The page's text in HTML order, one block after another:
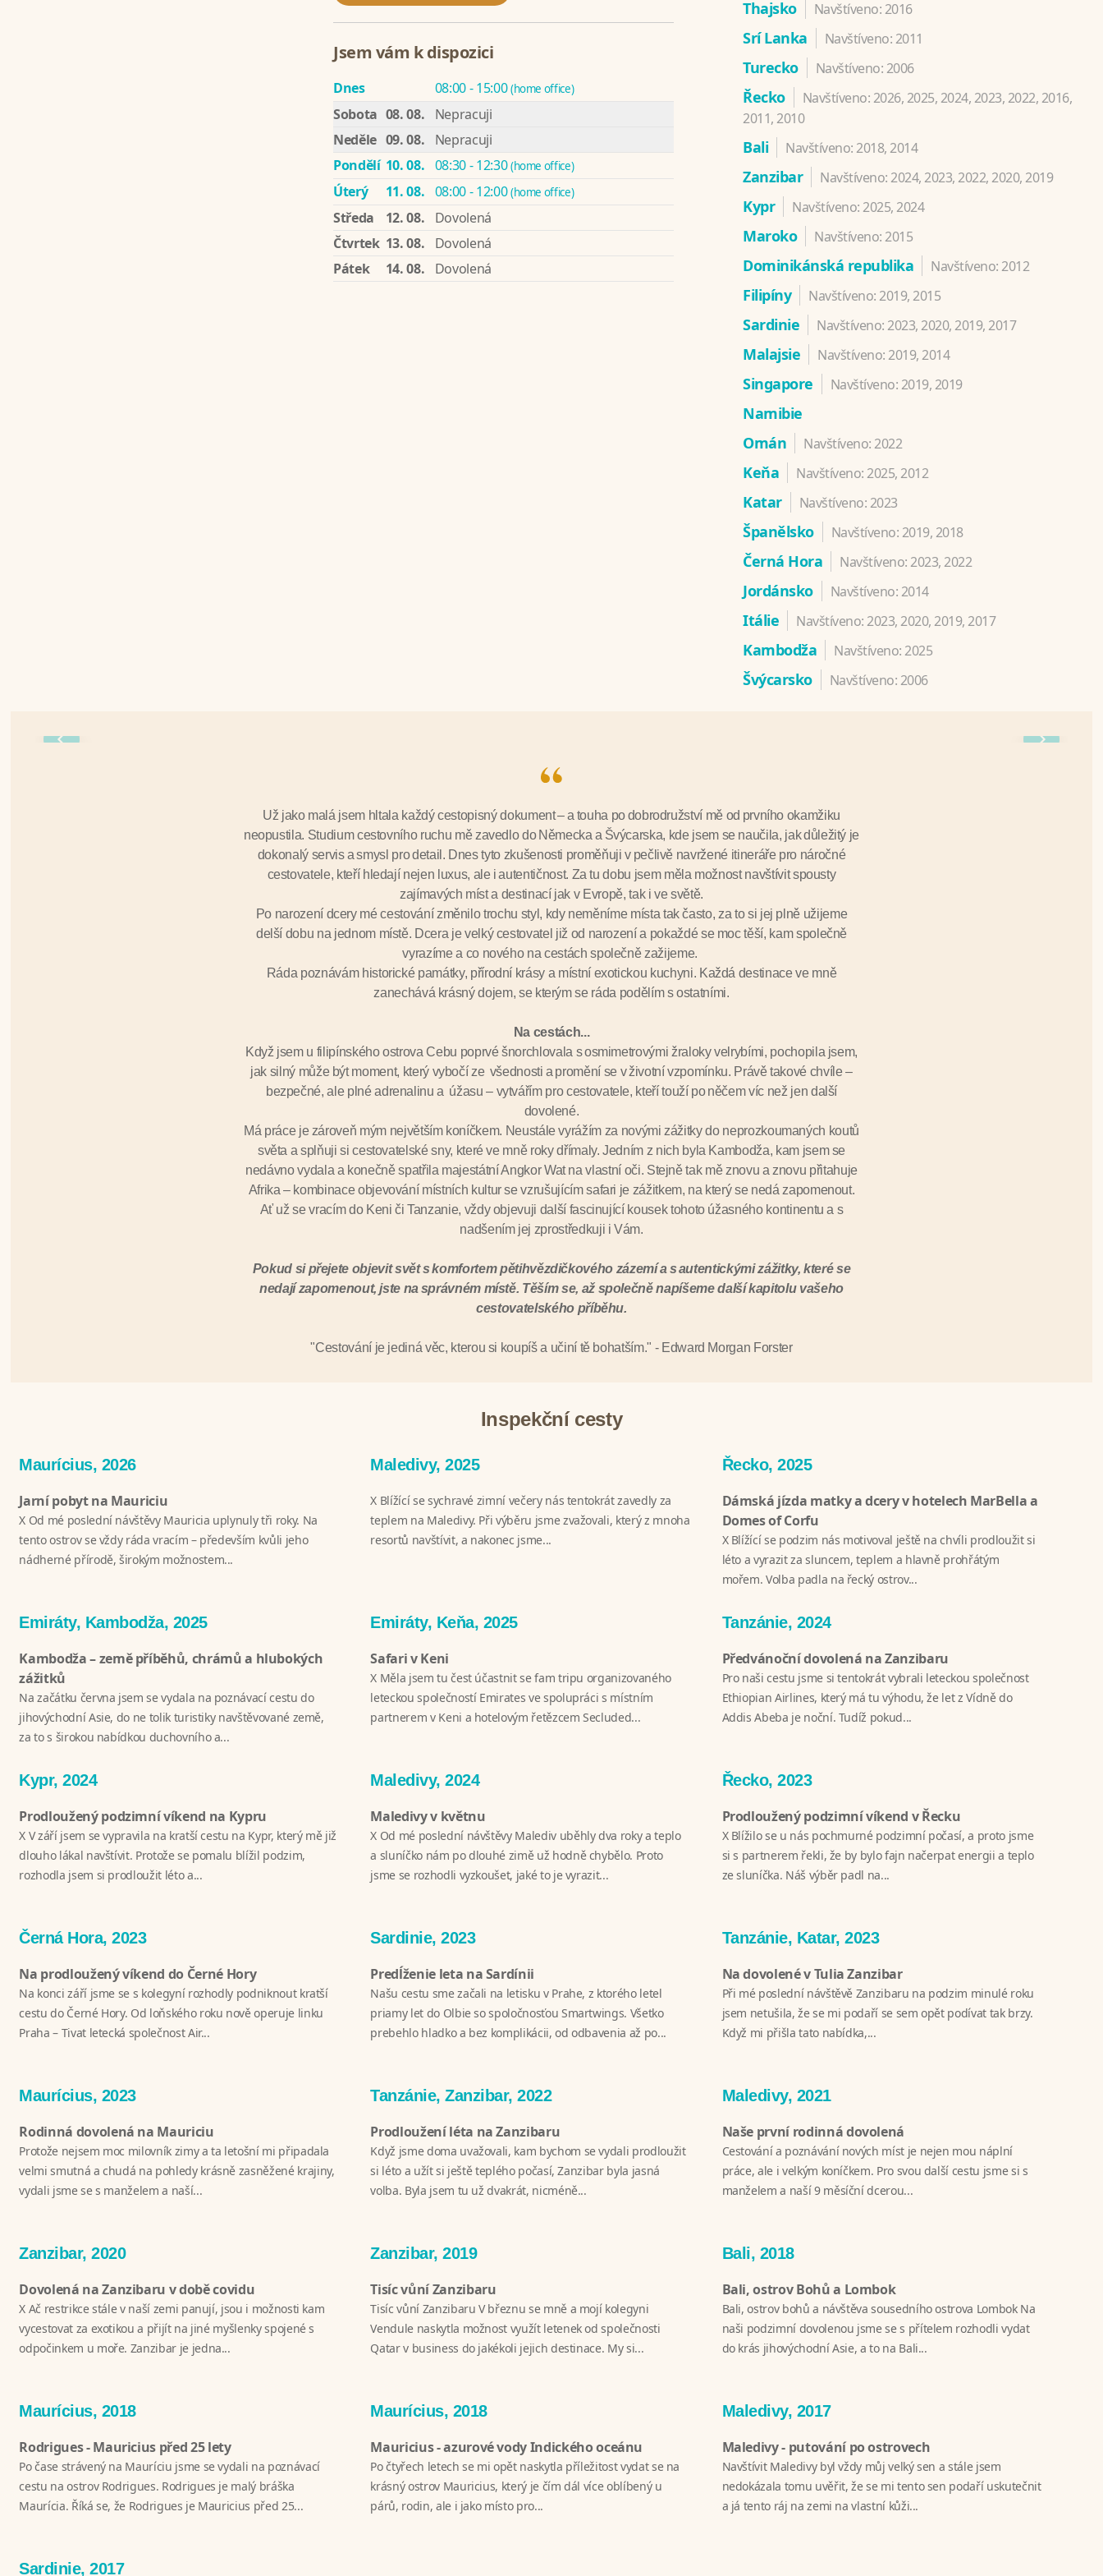
Jsem vám k dispozici
Dnes 08:00 - 15:00(home office)
Sobota 08. 08.
Nepracuji
Neděle 09. 08.
Nepracuji
Pondělí 10. 08. 08:30 - 12:30(home office)
Úterý 11. 08. 08:00 - 12:00(home office)
Středa 12. 08.
Dovolená
Čtvrtek 13. 08.
Dovolená
Pátek
14. 08. Dovolená
Thajsko Navštíveno: 2016
Srí Lanka Navštíveno: 2011
Turecko Navštíveno: 2006
Řecko
Navštíveno: 2026, 2025, 2024, 2023, 2022, 2016,
2011, 2010
Bali Navštíveno: 2018, 2014
Zanzibar Navštíveno: 2024, 2023, 2022, 2020, 2019
Kypr Navštíveno: 2025, 2024
Maroko Navštíveno: 2015
Dominikánská republika Navštíveno: 2012
Filipíny Navštíveno: 2019, 2015
Sardinie Navštíveno: 2023, 2020, 2019, 2017
Malajsie Navštíveno: 2019, 2014
Singapore Navštíveno: 2019, 2019
Namibie
Omán
Navštíveno: 2022
Keňa Navštíveno: 2025, 2012
Katar Navštíveno: 2023
Španělsko Navštíveno: 2019, 2018
Černá Hora Navštíveno: 2023, 2022
Jordánsko Navštíveno: 2014
Itálie Navštíveno: 2023, 2020, 2019, 2017
Kambodža Navštíveno: 2025
Švýcarsko Navštíveno: 2006
Už jako malá jsem hltala každý cestopisný dokument – a touha po dobrodružství mě od prvního okamžiku
neopustila. Studium cestovního ruchu mě zavedlo do Německa a Švýcarska, kde jsem se naučila, jak důležitý je
dokonalý servis a smysl pro detail. Dnes tyto zkušenosti proměňuji v pečlivě navržené itineráře pro náročné
cestovatele, kteří hledají nejen luxus, ale i autentičnost. Za tu dobu jsem měla možnost navštívit spousty
zajímavých míst a destinací jak v Evropě, tak i ve světě.
Po narození dcery mé cestování změnilo trochu styl, kdy neměníme místa tak často, za to si jej plně užijeme
delší dobu na jednom místě. Dcera je velký cestovatel již od narození a pokaždé se moc těší, kam společně
vyrazíme a co nového na cestách společně zažijeme.
Ráda poznávám historické památky, přírodní krásy a místní exotickou kuchyni. Každá destinace ve mně
zanechává krásný dojem, se kterým se ráda podělím s ostatními.
Na cestách...
Když jsem u filipínského ostrova Cebu poprvé šnorchlovala s osmimetrovými žraloky velrybími, pochopila jsem,
jak silný může být moment, který vybočí ze všednosti a promění se v životní vzpomínku. Právě takové chvíle –
bezpečné, ale plné adrenalinu a úžasu – vytvářím pro cestovatele, kteří touží po něčem víc než jen další
dovolené.
Má práce je zároveň mým největším koníčkem. Neustále vyrážím za novými zážitky do neprozkoumaných koutů
světa a splňuji si cestovatelské sny, které ve mně roky dřímaly. Jedním z nich byla Kambodža, kam jsem se
nedávno vydala a konečně spatřila majestátní Angkor Wat na vlastní oči. Stejně tak mě znovu a znovu přitahuje
Afrika – kombinace objevování místních kultur se vzrušujícím safari je zážitkem, na který se nedá zapomenout.
Ať už se vracím do Keni či Tanzanie, vždy objevuji další fascinující kousek tohoto úžasného kontinentu a s
nadšením jej zprostředkuji i Vám.
Pokud si přejete objevit svět s komfortem pětihvězdičkového zázemí a s autentickými zážitky, které se
nedají zapomenout, jste na správném místě. Těším se, až společně napíšeme další kapitolu vašeho
cestovatelského příběhu.
"Cestování je jediná věc, kterou si koupíš a učiní tě bohatším." - Edward Morgan Forster
Inspekční cesty
Maurícius, 2026
Jarní pobyt na Mauriciu
X Od mé poslední návštěvy Mauricia uplynuly tři roky. Na
tento ostrov se vždy ráda vracím – především kvůli jeho
nádherné přírodě, širokým možnostem...
Maledivy, 2025
X Blížící se sychravé zimní večery nás tentokrát zavedly za
teplem na Maledivy. Při výběru jsme zvažovali, který z mnoha
resortů navštívit, a nakonec jsme...
Řecko, 2025
Dámská jízda matky a dcery v hotelech MarBella a
Domes of Corfu
X Blížící se podzim nás motivoval ještě na chvíli prodloužit si
léto a vyrazit za sluncem, teplem a hlavně prohřátým
mořem. Volba padla na řecký ostrov...
Emiráty, Kambodža, 2025
Kambodža – země příběhů, chrámů a hlubokých
zážitků
Na začátku června jsem se vydala na poznávací cestu do
jihovýchodní Asie, do ne tolik turistiky navštěvované země,
za to s širokou nabídkou duchovního a...
Emiráty, Keňa, 2025
Safari v Keni
X Měla jsem tu čest účastnit se fam tripu organizovaného
leteckou společností Emirates ve spolupráci s místním
partnerem v Keni a hotelovým řetězcem Secluded...
Tanzánie, 2024
Předvánoční dovolená na Zanzibaru
Pro naši cestu jsme si tentokrát vybrali leteckou společnost
Ethiopian Airlines, který má tu výhodu, že let z Vídně do
Addis Abeba je noční. Tudíž pokud...
Kypr, 2024
Prodloužený podzimní víkend na Kypru
X V září jsem se vypravila na kratší cestu na Kypr, který mě již
dlouho lákal navštívit. Protože se pomalu blížil podzim,
rozhodla jsem si prodloužit léto a...
Maledivy, 2024
Maledivy v květnu
X Od mé poslední návštěvy Malediv uběhly dva roky a teplo
a sluníčko nám po dlouhé zimě už hodně chybělo. Proto
jsme se rozhodli vyzkoušet, jaké to je vyrazit...
Řecko, 2023
Prodloužený podzimní víkend v Řecku
X Blížilo se u nás pochmurné podzimní počasí, a proto jsme
si s partnerem řekli, že by bylo fajn načerpat energii a teplo
ze sluníčka. Náš výběr padl na...
Černá Hora, 2023
Na prodloužený víkend do Černé Hory
Na konci září jsme se s kolegyní rozhodly podniknout kratší
cestu do Černé Hory. Od loňského roku nově operuje linku
Praha – Tivat letecká společnost Air...
Sardinie, 2023
Predĺženie leta na Sardínii
Našu cestu sme začali na letisku v Prahe, z ktorého letel
priamy let do Olbie so spoločnosťou Smartwings. Všetko
prebehlo hladko a bez komplikácii, od odbavenia až po...
Tanzánie, Katar, 2023
Na dovolené v Tulia Zanzibar
Při mé poslední návštěvě Zanzibaru na podzim minulé roku
jsem netušila, že se mi podaří se sem opět podívat tak brzy.
Když mi přišla tato nabídka,...
Maurícius, 2023
Rodinná dovolená na Mauriciu
Protože nejsem moc milovník zimy a ta letošní mi připadala
velmi smutná a chudá na pohledy krásně zasněžené krajiny,
vydali jsme se s manželem a naší...
Tanzánie, Zanzibar, 2022
Prodloužení léta na Zanzibaru
Když jsme doma uvažovali, kam bychom se vydali prodloužit
si léto a užít si ještě teplého počasí, Zanzibar byla jasná
volba. Byla jsem tu už dvakrát, nicméně...
Maledivy, 2021
Naše první rodinná dovolená
Cestování a poznávání nových míst je nejen mou náplní
práce, ale i velkým koníčkem. Pro svou další cestu jsme si s
manželem a naší 9 měsíční dcerou...
Zanzibar, 2020
Dovolená na Zanzibaru v době covidu
X Ač restrikce stále v naší zemi panují, jsou i možnosti kam
vycestovat za exotikou a přijít na jiné myšlenky spojené s
odpočinkem u moře. Zanzibar je jedna...
Zanzibar, 2019
Tisíc vůní Zanzibaru
Tisíc vůní Zanzibaru V březnu se mně a mojí kolegyni
Vendule naskytla možnost využít letenek od společnosti
Qatar v business do jakékoli jejich destinace. My si...
Bali, 2018
Bali, ostrov Bohů a Lombok
Bali, ostrov bohů a návštěva sousedního ostrova Lombok Na
naši podzimní dovolenou jsme se s přítelem rozhodli vydat
do krás jihovýchodní Asie, a to na Bali...
Maurícius, 2018
Rodrigues - Mauricius před 25 lety
Po čase strávený na Mauríciu jsme se vydali na poznávací
cestu na ostrov Rodrigues. Rodrigues je malý bráška
Maurícia. Říká se, že Rodrigues je Mauricius před 25...
Maurícius, 2018
Mauricius - azurové vody Indického oceánu
Po čtyřech letech se mi opět naskytla příležitost vydat se na
krásný ostrov Mauricius, který je čím dál více oblíbený u
párů, rodin, ale i jako místo pro...
Maledivy, 2017
Maledivy - putování po ostrovech
Navštívit Maledivy byl vždy můj velký sen a stále jsem
nedokázala tomu uvěřit, že se mi tento sen podaří uskutečnit
a já tento ráj na zemi na vlastní kůži...
Sardinie, 2017